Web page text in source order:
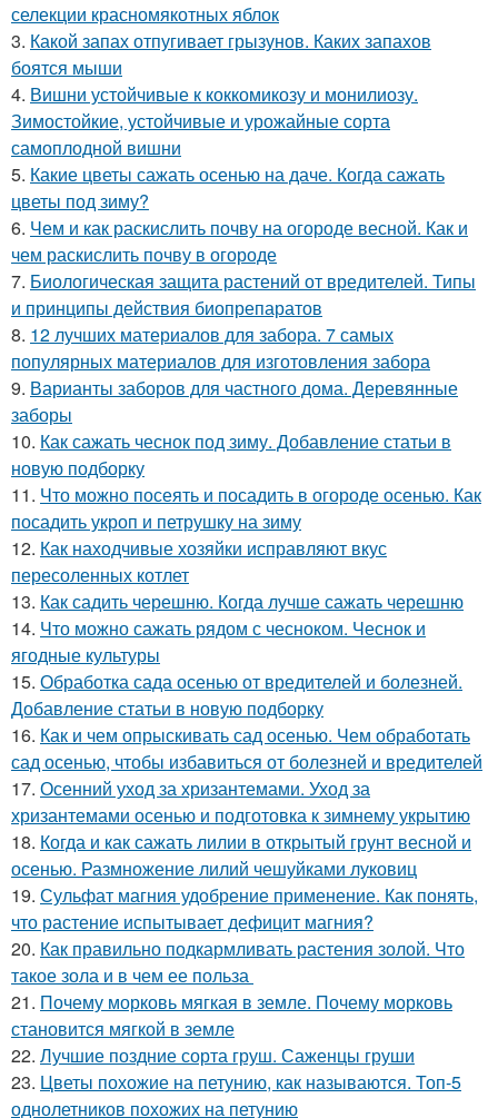
селекции красномякотных яблок
3. Какой запах отпугивает грызунов. Каких запахов
боятся мыши
4. Вишни устойчивые к коккомикозу и монилиозу.
Зимостойкие, устойчивые и урожайные сорта
самоплодной вишни
5. Какие цветы сажать осенью на даче. Когда сажать
цветы под зиму?
6. Чем и как раскислить почву на огороде весной. Как и
чем раскислить почву в огороде
7. Биологическая защита растений от вредителей. Типы
и принципы действия биопрепаратов
8. 12 лучших материалов для забора. 7 самых
популярных материалов для изготовления забора
9. Варианты заборов для частного дома. Деревянные
заборы
10. Как сажать чеснок под зиму. Добавление статьи в
новую подборку
11. Что можно посеять и посадить в огороде осенью. Как
посадить укроп и петрушку на зиму
12. Как находчивые хозяйки исправляют вкус
пересоленных котлет
13. Как садить черешню. Когда лучше сажать черешню
14. Что можно сажать рядом с чесноком. Чеснок и
ягодные культуры
15. Обработка сада осенью от вредителей и болезней.
Добавление статьи в новую подборку
16. Как и чем опрыскивать сад осенью. Чем обработать
сад осенью, чтобы избавиться от болезней и вредителей
17. Осенний уход за хризантемами. Уход за
хризантемами осенью и подготовка к зимнему укрытию
18. Когда и как сажать лилии в открытый грунт весной и
осенью. Размножение лилий чешуйками луковиц
19. Сульфат магния удобрение применение. Как понять,
что растение испытывает дефицит магния?
20. Как правильно подкармливать растения золой. Что
такое зола и в чем ее польза
21. Почему морковь мягкая в земле. Почему морковь
становится мягкой в земле
22. Лучшие поздние сорта груш. Саженцы груши
23. Цветы похожие на петунию, как называются. Топ-5
однолетников похожих на петунию